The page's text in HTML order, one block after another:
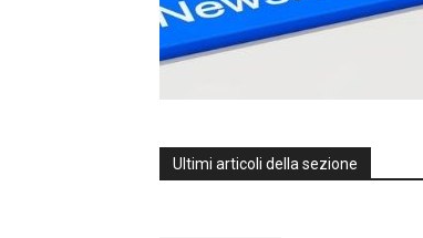
Ultimi articoli della sezione